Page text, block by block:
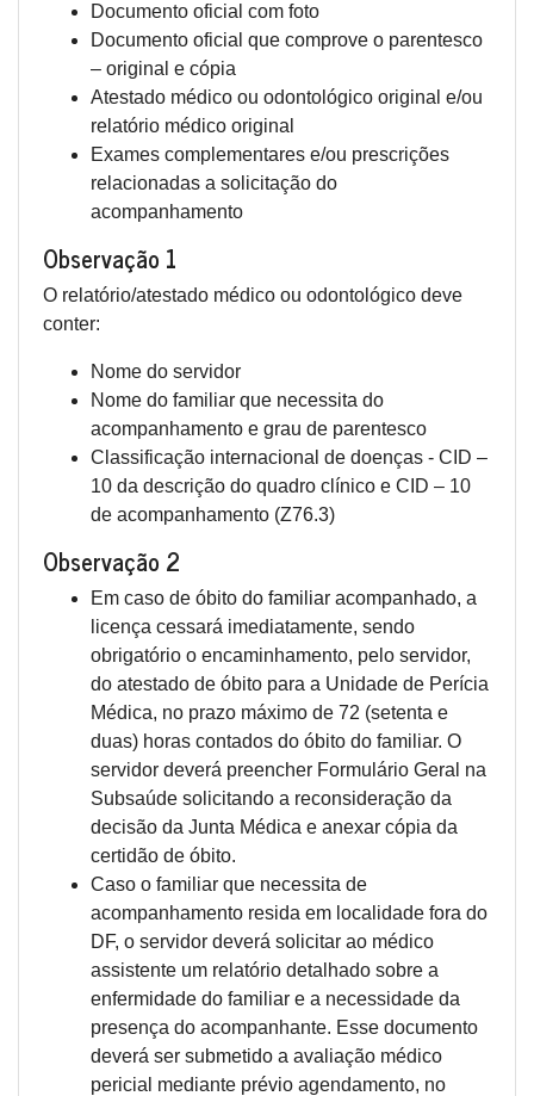
Documento oficial com foto
Documento oficial que comprove o parentesco
– original e cópia
Atestado médico ou odontológico original e/ou
relatório médico original
Exames complementares e/ou prescrições
relacionadas a solicitação do
acompanhamento
Observação 1
O relatório/atestado médico ou odontológico deve
conter:
Nome do servidor
Nome do familiar que necessita do
acompanhamento e grau de parentesco
Classificação internacional de doenças - CID –
10 da descrição do quadro clínico e CID – 10
de acompanhamento (Z76.3)
Observação 2
Em caso de óbito do familiar acompanhado, a
licença cessará imediatamente, sendo
obrigatório o encaminhamento, pelo servidor,
do atestado de óbito para a Unidade de Perícia
Médica, no prazo máximo de 72 (setenta e
duas) horas contados do óbito do familiar. O
servidor deverá preencher Formulário Geral na
Subsaúde solicitando a reconsideração da
decisão da Junta Médica e anexar cópia da
certidão de óbito.
Caso o familiar que necessita de
acompanhamento resida em localidade fora do
DF, o servidor deverá solicitar ao médico
assistente um relatório detalhado sobre a
enfermidade do familiar e a necessidade da
presença do acompanhante. Esse documento
deverá ser submetido a avaliação médico
pericial mediante prévio agendamento, no